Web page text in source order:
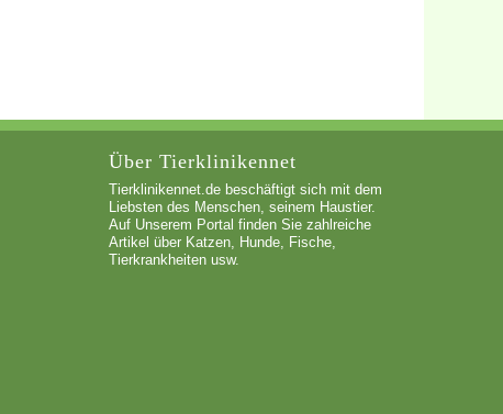
Über Tierklinikennet
Tierklinikennet.de beschäftigt sich mit dem
Liebsten des Menschen, seinem Haustier.
Auf Unserem Portal finden Sie zahlreiche
Artikel über Katzen, Hunde, Fische,
Tierkrankheiten usw.